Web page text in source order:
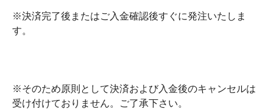
※決済完了後またはご入金確認後すぐに発注いたしま
す。
※そのため原則として決済および入金後のキャンセルは
受け付けておりません。ご了承下さい。